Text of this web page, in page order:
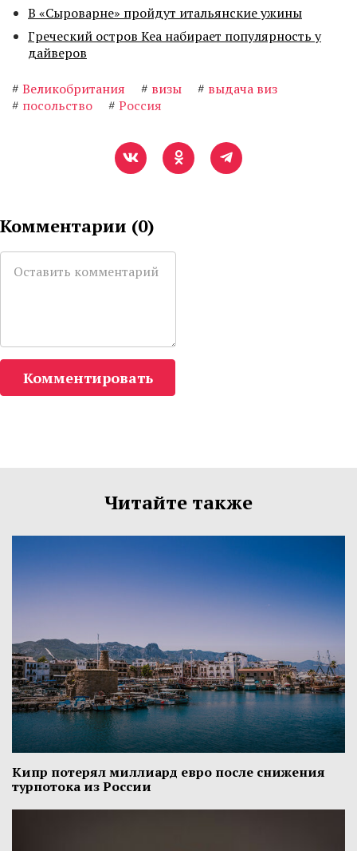
В «Сыроварне» пройдут итальянские ужины
Греческий остров Кеа набирает популярность у
дайверов
# Великобритания # визы # выдача виз
# посольство # Россия
Комментарии (0)
Комментировать
Читайте также
Кипр потерял миллиард евро после снижения
турпотока из России